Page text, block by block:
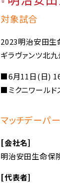
対象試合
2023明治安田生
ギラヴァンツ北
■6月11日(日)
■ミクニワールド
マッチデーパ
[会社名]
明治安田生命保
[代表者]